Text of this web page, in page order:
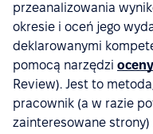
przeanalizowania
okresie i oceń jego
deklarowanymi
pomocą narzędzi
Review). Jest to
pracownik (a w razie
zainteresowane